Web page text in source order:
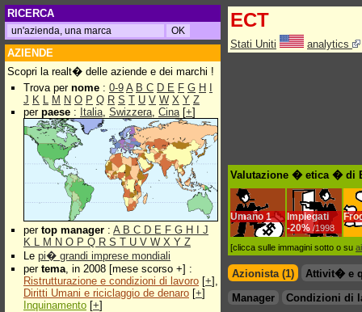
RICERCA
AZIENDE
Scopri la realt� delle aziende e dei marchi !
Trova per nome : 0-9 A B C D E F G H
J K L M N O P Q R S T U V W X Y Z
per paese : Italia, Swizzera, Cina[+]
per top manager : A B C D E F G H
J
K L M N O P Q R S T U V W X Y Z
Le pi� grandi imprese mondiali
per tema, in 2008 [mese scorso +] :
Ristrutturazione e condizioni di lavoro [+],
Diritti Umani e riciclaggio de denaro [+]
Inquinamento [+]
ECT
Stati Uniti analytics
Valutazione � etica � di
Umano 1
Impiegati
-20% /1998
[clicca sulle immagini sotto o su
Azionista (1)
Attivit� e
Manager
Condizioni di